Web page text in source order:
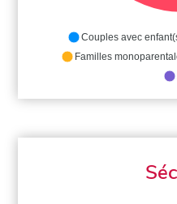
Couples avec
Familles